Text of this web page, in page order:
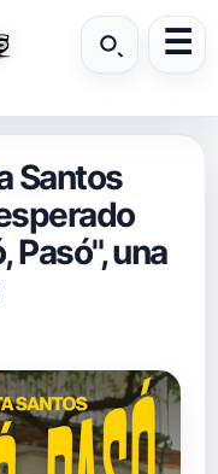
Santos
Pasó", una